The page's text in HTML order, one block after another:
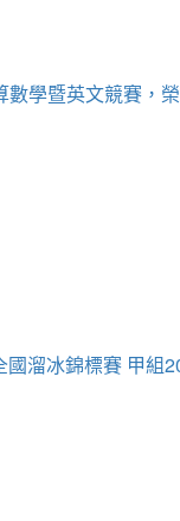
學暨英文競賽，
溜冰錦標賽 甲組